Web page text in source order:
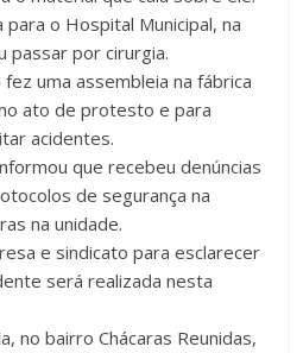
para o Hospital Municipal, na
passar por cirurgia.
uma assembleia na fábrica
ato de protesto e para
acidentes.
que recebeu denúncias
de segurança na
na unidade.
e sindicato para esclarecer
será realizada nesta
no bairro Chácaras Reunidas,